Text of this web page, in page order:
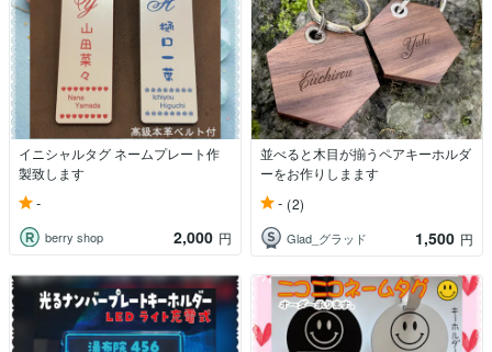
イニシャルタグ ネームプレート作
製致します
-
berry shop 2,000 円
並べると木目が揃うペアキーホルダ
ーをお作りしまます
- (2)
Glad_グラッド 1,500 円